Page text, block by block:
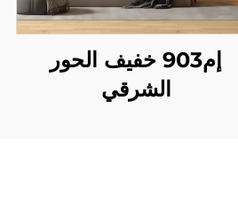
إم903 خفيف الحور
الشرقي